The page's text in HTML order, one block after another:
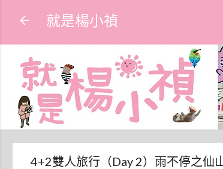
就是楊小禎
4+2雙人旅行（Day 2）雨不停之仙